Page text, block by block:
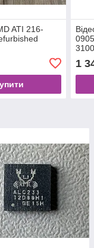
ATI 216-
1